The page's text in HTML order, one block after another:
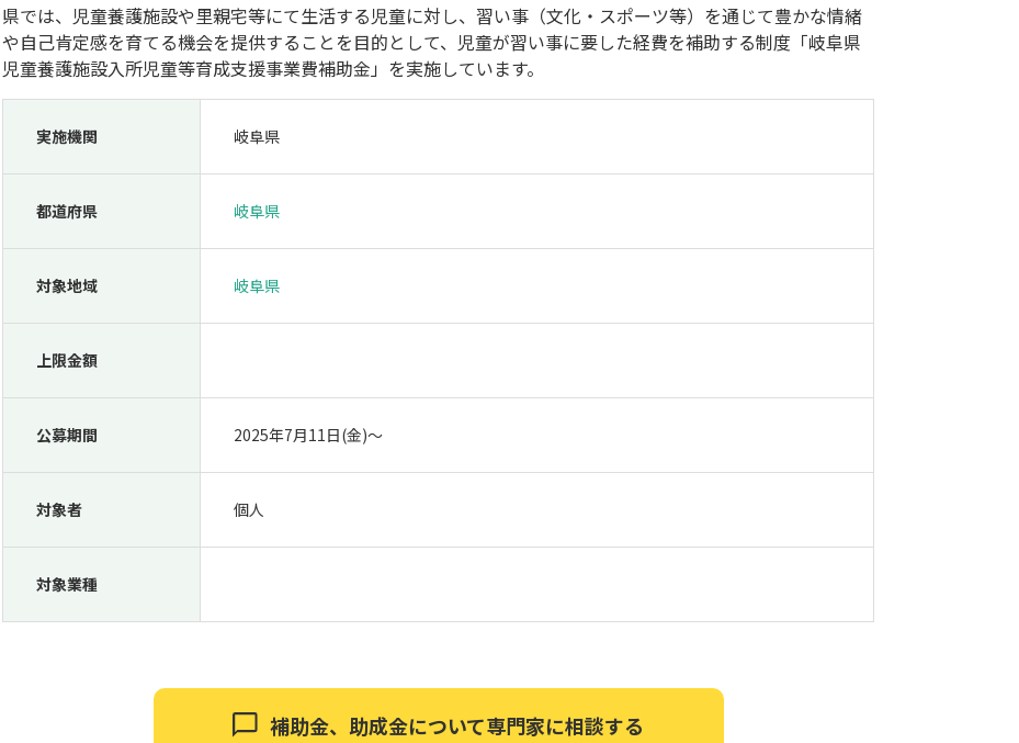
検索
県では、児童養護施設や里親宅等にて生活する児童に対し、習い事（文化・スポーツ等）を通じて豊かな情緒
や自己肯定感を育てる機会を提供することを目的として、児童が習い事に要した経費を補助する制度「岐阜県
児童養護施設入所児童等育成支援事業費補助金」を実施しています。
実施機関 岐阜県
都道府県 岐阜県
対象地域 岐阜県
上限金額
公募期間 2025年7月11日(金)〜
対象者 個人
対象業種
補助金、助成金について専門家に相談する